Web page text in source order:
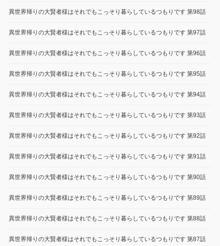
異世界帰りの大賢者様はそれでもこっそり暮らしているつもりです 第98話
異世界帰りの大賢者様はそれでもこっそり暮らしているつもりです 第97話
異世界帰りの大賢者様はそれでもこっそり暮らしているつもりです 第96話
異世界帰りの大賢者様はそれでもこっそり暮らしているつもりです 第95話
異世界帰りの大賢者様はそれでもこっそり暮らしているつもりです 第94話
異世界帰りの大賢者様はそれでもこっそり暮らしているつもりです 第93話
異世界帰りの大賢者様はそれでもこっそり暮らしているつもりです 第92話
異世界帰りの大賢者様はそれでもこっそり暮らしているつもりです 第91話
異世界帰りの大賢者様はそれでもこっそり暮らしているつもりです 第90話
異世界帰りの大賢者様はそれでもこっそり暮らしているつもりです 第89話
異世界帰りの大賢者様はそれでもこっそり暮らしているつもりです 第88話
異世界帰りの大賢者様はそれでもこっそり暮らしているつもりです 第87話